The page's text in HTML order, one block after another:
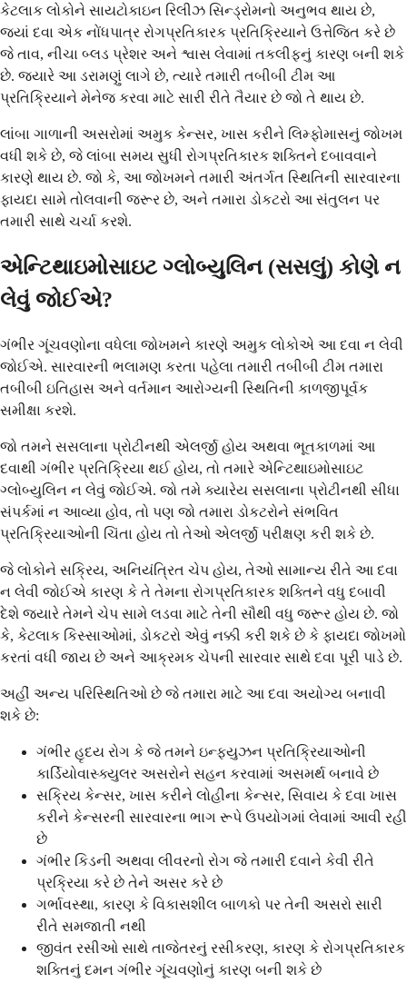
કેટલાક લોકોને સાયટોકાઇન રિલીઝ સિન્ડ્રોમનો અનુભવ થાય છે,
જ્યાં દવા એક નોંધપાત્ર રોગપ્રતિકારક પ્રતિક્રિયાને ઉત્તેજિત કરે છે
જે તાવ, નીચા બ્લડ પ્રેશર અને શ્વાસ લેવામાં તકલીફનું કારણ બની શકે
છે. જ્યારે આ ડરામણું લાગે છે, ત્યારે તમારી તબીબી ટીમ આ
પ્રતિક્રિયાને મેનેજ કરવા માટે સારી રીતે તૈયાર છે જો તે થાય છે.
લાંબા ગાળાની અસરોમાં અમુક કેન્સર, ખાસ કરીને લિમ્ફોમાસનું જોખમ
વધી શકે છે, જે લાંબા સમય સુધી રોગપ્રતિકારક શક્તિને દબાવવાને
કારણે થાય છે. જો કે, આ જોખમને તમારી અંતર્ગત સ્થિતિની સારવારના
ફાયદા સામે તોલવાની જરૂર છે, અને તમારા ડોકટરો આ સંતુલન પર
તમારી સાથે ચર્ચા કરશે.
એન્ટિથાઇમોસાઇટ ગ્લોબ્યુલિન (સસલું) કોણે ન
લેવું જોઈએ?
ગંભીર ગૂંચવણોના વધેલા જોખમને કારણે અમુક લોકોએ આ દવા ન લેવી
જોઈએ. સારવારની ભલામણ કરતા પહેલા તમારી તબીબી ટીમ તમારા
તબીબી ઇતિહાસ અને વર્તમાન આરોગ્યની સ્થિતિની કાળજીપૂર્વક
સમીક્ષા કરશે.
જો તમને સસલાના પ્રોટીનથી એલર્જી હોય અથવા ભૂતકાળમાં આ
દવાથી ગંભીર પ્રતિક્રિયા થઈ હોય, તો તમારે એન્ટિથાઇમોસાઇટ
ગ્લોબ્યુલિન ન લેવું જોઈએ. જો તમે ક્યારેય સસલાના પ્રોટીનથી સીધા
સંપર્કમાં ન આવ્યા હોવ, તો પણ જો તમારા ડોકટરોને સંભવિત
પ્રતિક્રિયાઓની ચિંતા હોય તો તેઓ એલર્જી પરીક્ષણ કરી શકે છે.
જે લોકોને સક્રિય, અનિયંત્રિત ચેપ હોય, તેઓ સામાન્ય રીતે આ દવા
ન લેવી જોઈએ કારણ કે તે તેમના રોગપ્રતિકારક શક્તિને વધુ દબાવી
દેશે જ્યારે તેમને ચેપ સામે લડવા માટે તેની સૌથી વધુ જરૂર હોય છે. જો
કે, કેટલાક કિસ્સાઓમાં, ડોકટરો એવું નક્કી કરી શકે છે કે ફાયદા જોખમો
કરતાં વધી જાય છે અને આક્રમક ચેપની સારવાર સાથે દવા પૂરી પાડે છે.
અહીં અન્ય પરિસ્થિતિઓ છે જે તમારા માટે આ દવા અયોગ્ય બનાવી
શકે છે:
ગંભીર હૃદય રોગ કે જે તમને ઇન્ફ્યુઝન પ્રતિક્રિયાઓની
કાર્ડિયોવાસ્ક્યુલર અસરોને સહન કરવામાં અસમર્થ બનાવે છે
સક્રિય કેન્સર, ખાસ કરીને લોહીના કેન્સર, સિવાય કે દવા ખાસ
કરીને કેન્સરની સારવારના ભાગ રૂપે ઉપયોગમાં લેવામાં આવી રહી
છે
ગંભીર કિડની અથવા લીવરનો રોગ જે તમારી દવાને કેવી રીતે
પ્રક્રિયા કરે છે તેને અસર કરે છે
ગર્ભાવસ્થા, કારણ કે વિકાસશીલ બાળકો પર તેની અસરો સારી
રીતે સમજાતી નથી
જીવંત રસીઓ સાથે તાજેતરનું રસીકરણ, કારણ કે રોગપ્રતિકારક
શક્તિનું દમન ગંભીર ગૂંચવણોનું કારણ બની શકે છે